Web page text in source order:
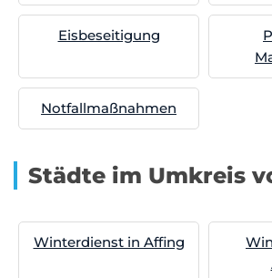
Eisbeseitigung
Notfallmaßnahmen
Städte im Umkreis
Winterdienst in Affing